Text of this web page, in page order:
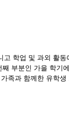
학업 및 과외 활동
부분인 가을 학기
족과 함께한 유학